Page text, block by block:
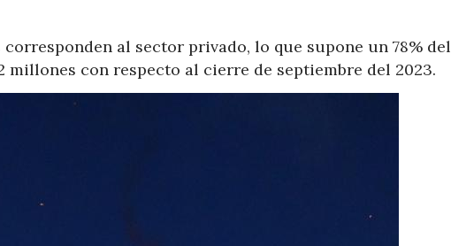
al sector privado, lo que supone un 78% del
con respecto al cierre de septiembre del 2023.